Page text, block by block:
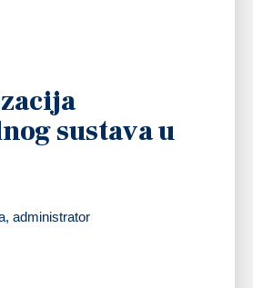
sustava u
administrator